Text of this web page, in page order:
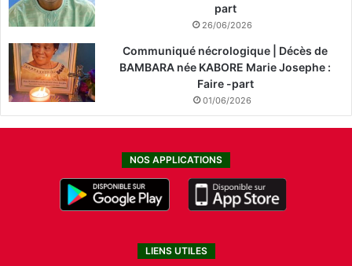
part
26/06/2026
Communiqué nécrologique | Décès de
BAMBARA née KABORE Marie Josephe :
Faire -part
01/06/2026
NOS APPLICATIONS
LIENS UTILES